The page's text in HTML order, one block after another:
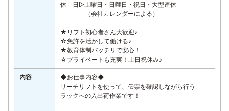
休 日▷土曜日・日曜日・祝日・大型連休
（会社カレンダーによる）
★リフト初心者さん大歓迎♪
☆免許を活かして働ける♪
★教育体制バッチリで安心！
☆プライベートも充実！土日祝休み♪
内容
◆お仕事内容◆
リーチリフトを使って、伝票を確認しながら行う
ラックへの入出荷作業です！